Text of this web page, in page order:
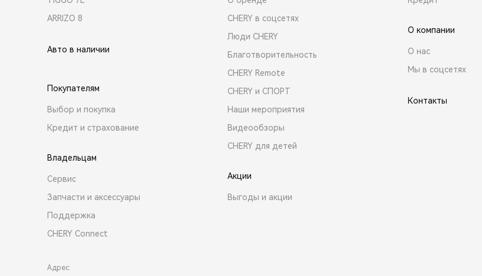
ARRIZO 8
Авто в наличии
Покупателям
Выбор и покупка
Кредит и страхование
Владельцам
Сервис
Запчасти и аксессуары
Поддержка
CHERY Connect
CHERY в соцсетях
Люди CHERY
Благотворительность
CHERY Remote
CHERY и СПОРТ
Наши мероприятия
Видеообзоры
CHERY для детей
Акции
Выгоды и акции
О компании
О нас
Мы в соцсетях
Контакты
Адрес: